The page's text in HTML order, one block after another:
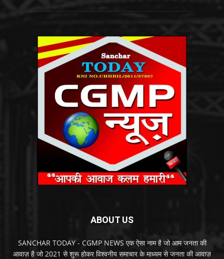
ABOUT US
SANCHAR TODAY - CGMP NEWS एक ऐसा नाम है जो आम जनता की
आवाज़ है जो 2021 से शुरू होकर विश्वनीय समाचार के माध्यम से जनता की आवाज़